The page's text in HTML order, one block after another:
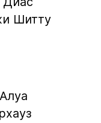
Шитту